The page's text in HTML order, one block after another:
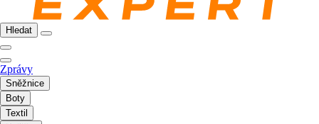
Hledat
Zprávy
Sněžnice
Boty
Textil